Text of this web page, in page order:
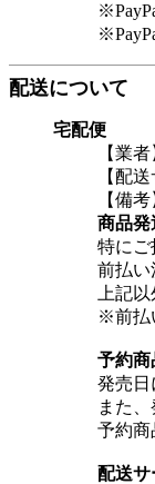
配送について
宅配便
【業
【配
【備考
商品発
特にご
前払
上記
※前払
予約商
発売日
また
予約商
配送サ